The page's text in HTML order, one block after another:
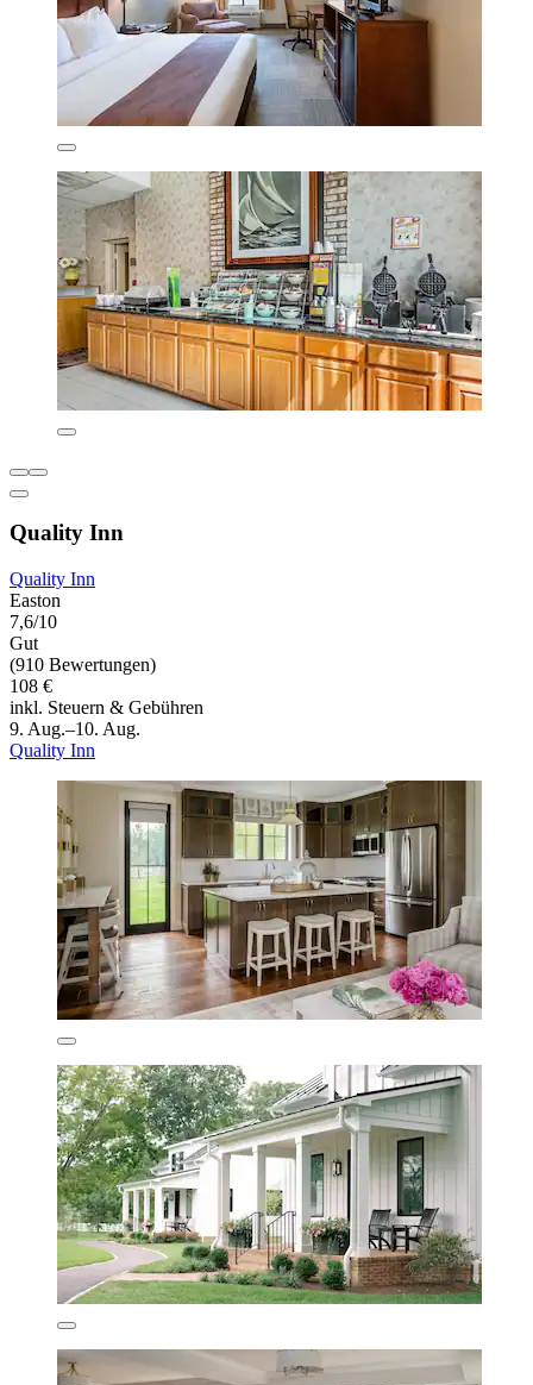
Quality Inn
Quality Inn
Easton
7,6/10
Gut
(910 Bewertungen)
108 €
inkl. Steuern & Gebühren
9. Aug.–10. Aug.
Quality Inn